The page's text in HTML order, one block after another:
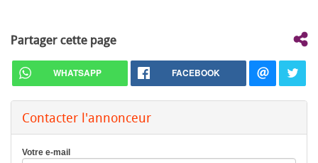
Partager cette page
WHATSAPP FACEBOOK
Contacter l'annonceur
Votre e-mail